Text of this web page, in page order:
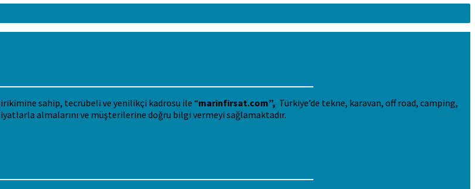
sahip, tecrübeli ve yenilikçi kadrosu ile “marinfirsat.com”, Türkiye’de tekne, karavan, off road, camping,
almalarını ve müşterilerine doğru bilgi vermeyi sağlamaktadır.